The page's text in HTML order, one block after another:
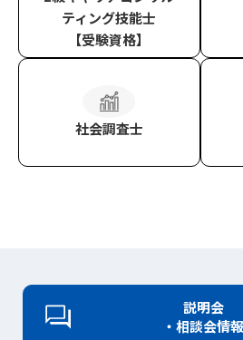
ティング技能士
【受験資格】
社会調査士
説明会
・相談会情報